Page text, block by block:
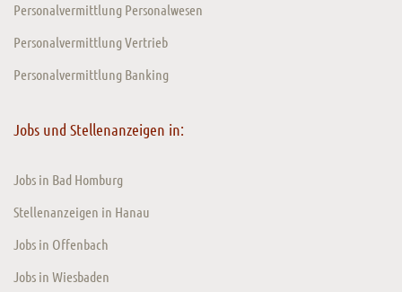
Personalvermittlung Personalwesen
Personalvermittlung Vertrieb
Personalvermittlung Banking
Jobs und Stellenanzeigen in:
Jobs in Bad Homburg
Stellenanzeigen in Hanau
Jobs in Offenbach
Jobs in Wiesbaden